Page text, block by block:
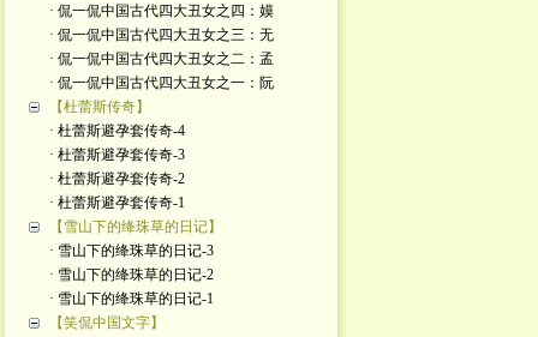
· 侃一侃中国古代四大丑女之四：嫫
· 侃一侃中国古代四大丑女之三：无
· 侃一侃中国古代四大丑女之二：孟
· 侃一侃中国古代四大丑女之一：阮
【杜蕾斯传奇】
· 杜蕾斯避孕套传奇-4
· 杜蕾斯避孕套传奇-3
· 杜蕾斯避孕套传奇-2
· 杜蕾斯避孕套传奇-1
【雪山下的绛珠草的日记】
· 雪山下的绛珠草的日记-3
· 雪山下的绛珠草的日记-2
· 雪山下的绛珠草的日记-1
【笑侃中国文字】